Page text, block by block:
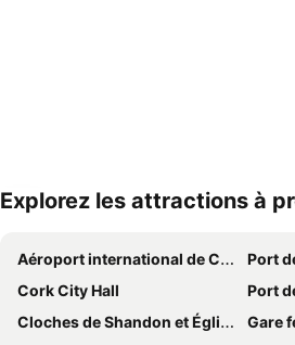
Explorez les attractions à
Aéroport international de Cork
Port
Cork City Hall
Port
Cloches de Shandon et Église de Sainte-Anne
Gare